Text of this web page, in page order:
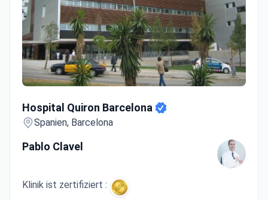
Hospital Quiron Barcelona
Spanien, Barcelona
Pablo Clavel
Klinik ist zertifiziert :